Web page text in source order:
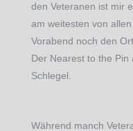
den Veteranen ist mir
am weitesten von
Vorabend noch den
Der Nearest to the
Schlegel.
Während manch